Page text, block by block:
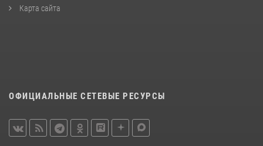
Карта сайта
ОФИЦИАЛЬНЫЕ СЕТЕВЫЕ РЕСУРСЫ